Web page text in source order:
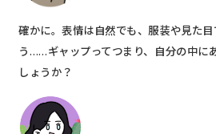
確かに。表情は自然でも、服装や見た
う……ギャップってつまり、自分の中に
しょうか？